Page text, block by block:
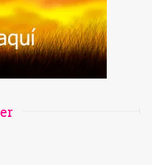
a un amigo por correo
una ventana nueva) Correo